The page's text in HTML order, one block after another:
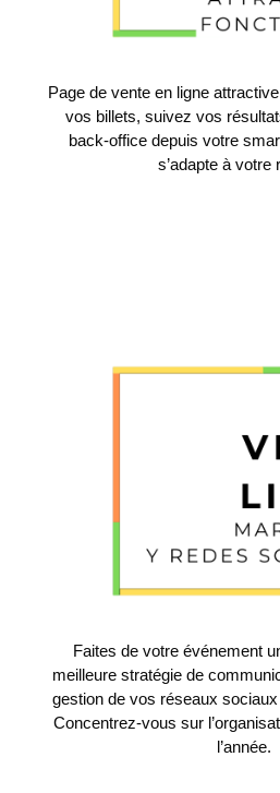
Page de vente en ligne
vos billets, suivez vos
back-office depuis votre
s’adapte à votre
Faites de votre événement
meilleure stratégie de
gestion de vos réseaux
Concentrez-vous sur
l’année.